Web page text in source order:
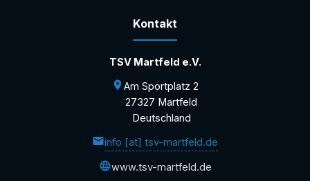
Kontakt
TSV Martfeld e.V.
Am Sportplatz 2
27327 Martfeld
Deutschland
info [at] tsv-martfeld.de
www.tsv-martfeld.de